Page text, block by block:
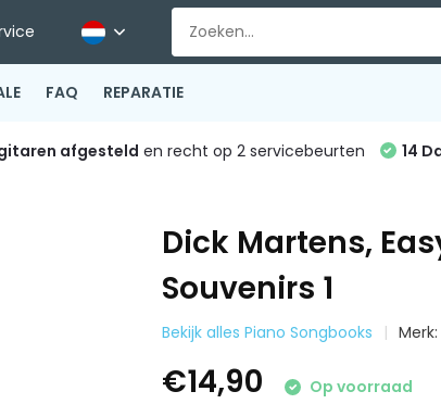
FAQ REPARATIE
afgesteld en recht op 2 servicebeurten 14
Dick Martens,
Souvenirs 1
Bekijk alles Piano Songbooks
€14,90 Op voorraad